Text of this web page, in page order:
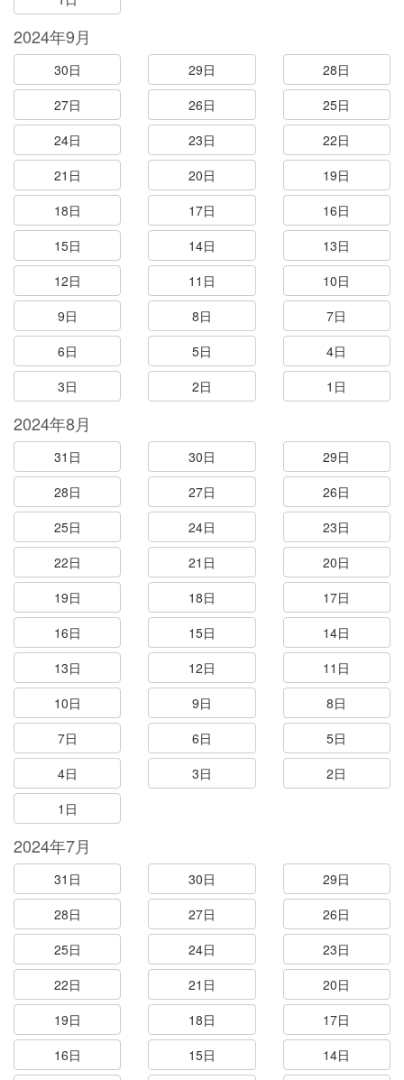
2024年9月
30日 29日
28日
27日
26日
25日
24日
23日
22日
21日
20日
19日
18日
17日
16日
15日
14日
13日
12日
11日
10日
9日
8日
7日
6日
5日
4日
3日
2日 1日
2024年8月
31日 30日
29日
28日
27日
26日
25日
24日
23日
22日
21日
20日
19日
18日
17日
16日
15日
14日
13日
12日
11日
10日
9日
8日
7日
6日
5日
4日
3日
2日
1日
2024年7月
31日 30日
29日
28日
27日
26日
25日
24日
23日
22日
21日
20日
19日
18日
17日
16日
15日
14日